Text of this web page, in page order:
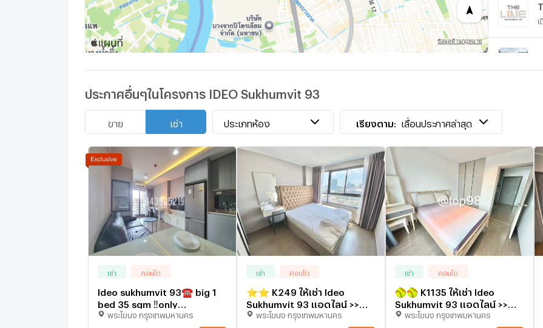
- The Pyll สุขุมวิท 54 1 กม.
- ตลาดบางนา 3.2 กม.
- เมเจอร์เอกมัย 3.5 กม.
- ไบเทคบางนา 4.5 กม.
เ
ประกาศอื่นๆในโครงการ IDEO Sukhumvit 93
ขาย เช่า ประเภทห้อง เรียงตาม: เลื่อนประกาศล่าสุด
เช่า คอนโด
Ideo sukhumvit 93☎️ big 1
bed 35 sqm ‼️only
16500/month‼️ NOW
พระโขนง กรุงเทพมหานคร
เช่า คอนโด
⭐⭐ K249 ให้เช่า Ideo
Sukhumvit 93 แอดไลน์ >>
@top98 (ใส่@ด้วย) ⭐⭐
พระโขนง กรุงเทพมหานคร
เช่า คอนโด
🥎🥎 K1135 ให้เช่า Ideo
Sukhumvit 93 แอดไลน์ >>
@top98 (ใส่@ด้วย) 🥎🥎
พระโขนง กรุงเทพมหานคร